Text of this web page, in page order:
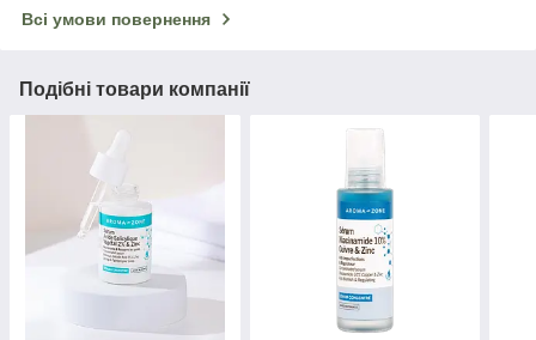
Всі умови повернення
Подібні товари компанії